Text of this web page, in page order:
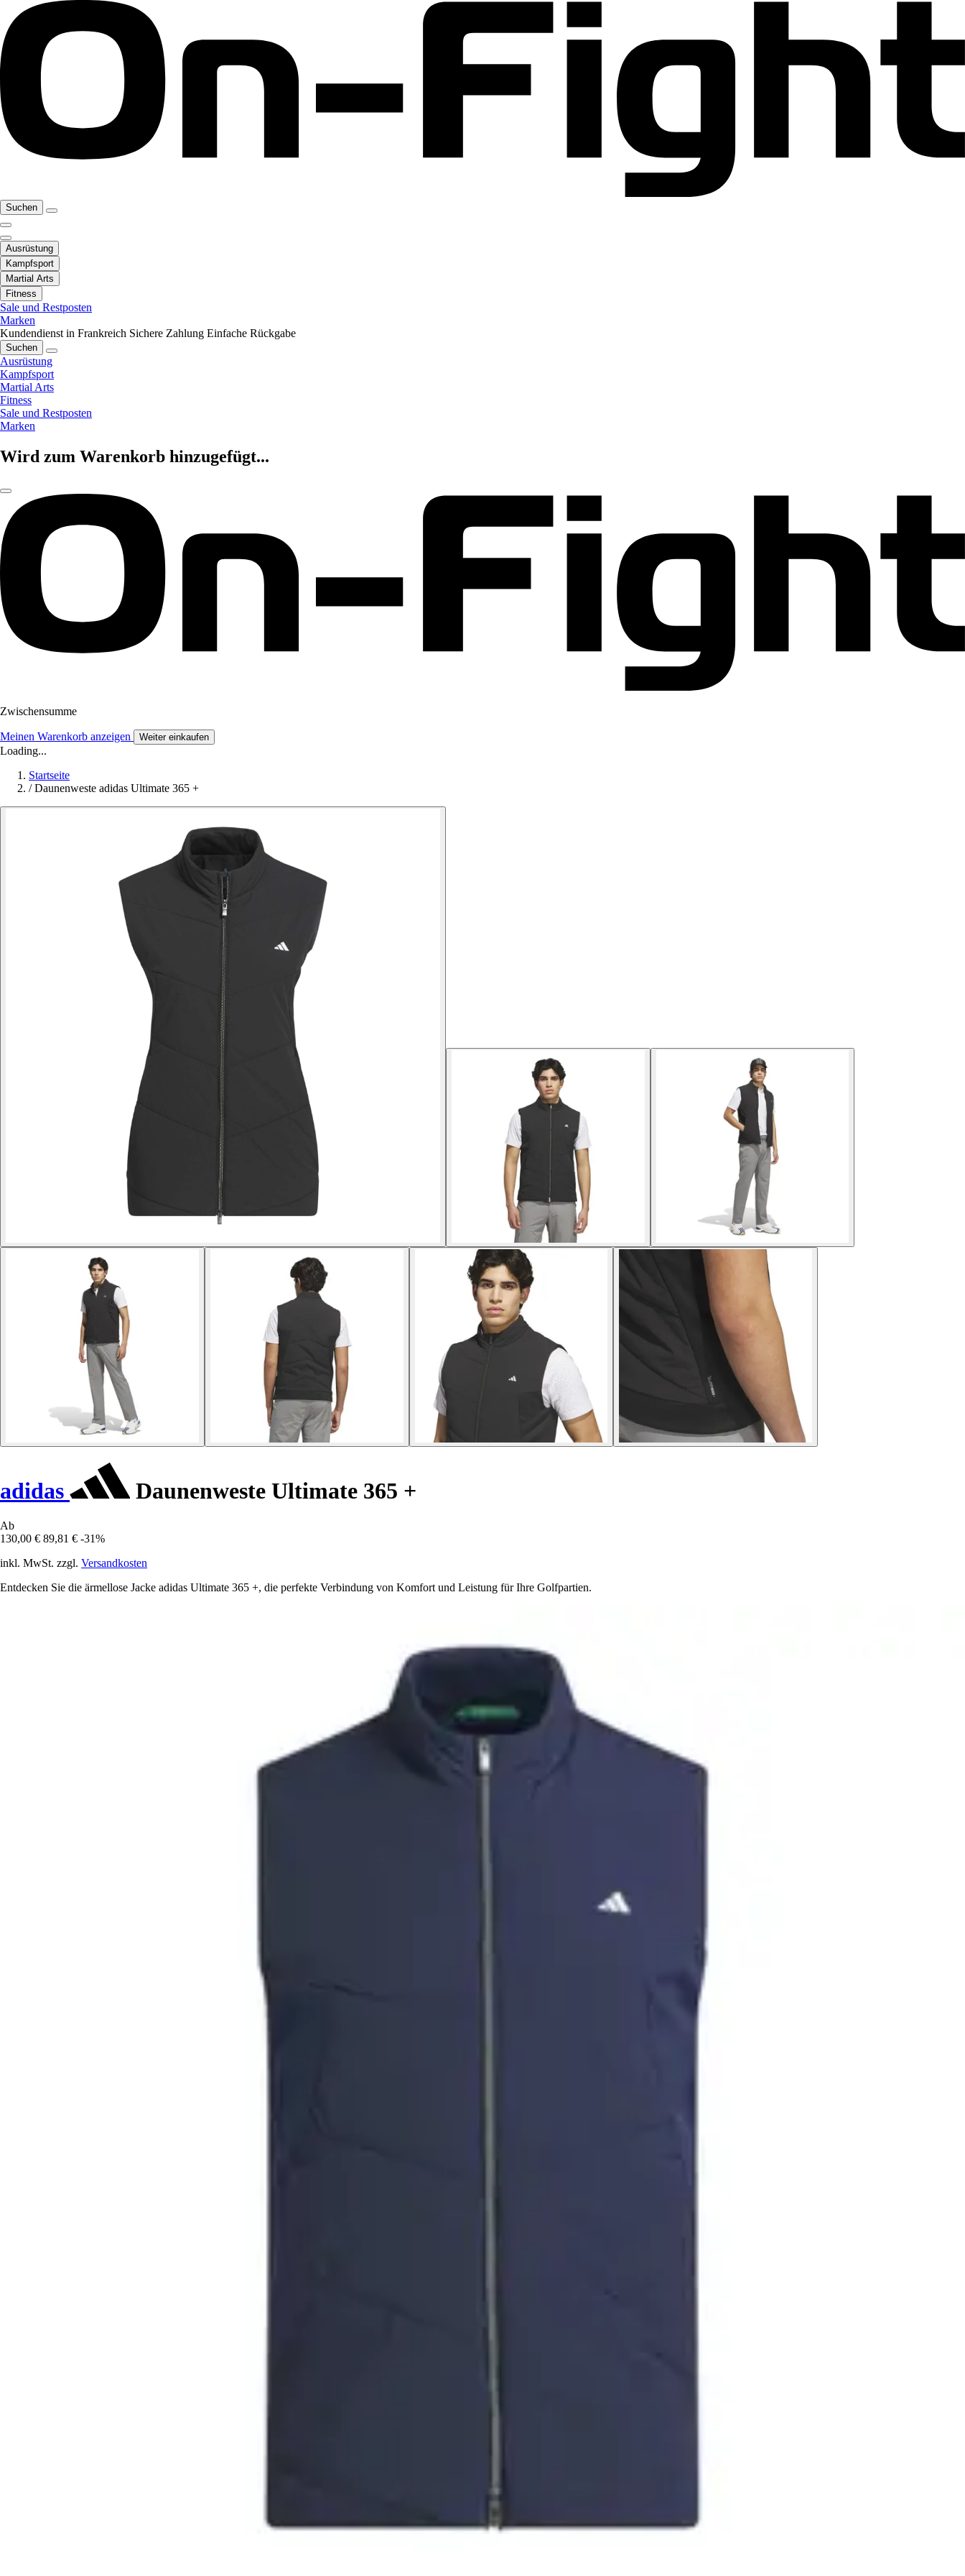
Suchen
Ausrüstung
Kampfsport
Martial Arts
Fitness
Sale und Restposten
Marken
Kundendienst in Frankreich Sichere Zahlung Einfache Rückgabe
Suchen
Ausrüstung
Kampfsport
Martial Arts
Fitness
Sale und Restposten
Marken
Wird zum Warenkorb hinzugefügt...
Zwischensumme
Meinen Warenkorb anzeigen Weiter einkaufen
Loading...
Startseite
/ Daunenweste adidas Ultimate 365 +
adidas Daunenweste Ultimate 365 +
Ab
130,00 € 89,81 € -31%
inkl. MwSt. zzgl. Versandkosten
Entdecken Sie die ärmellose Jacke adidas Ultimate 365 +, die perfekte Verbindung von Komfort und Leistung für Ihre Golfpartien.